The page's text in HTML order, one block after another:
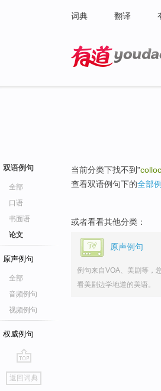
词典 翻译
双语例句
全部
口语
书面语
论文
原声例句
全部
音频例句
视频例句
权威例句
go
top
返回词典
当前分类下找不到"
查看双语例句下的全部
或者看看其他分类：
原声例句
例句来自VOA、美剧等，
看美剧边学地道的美语。